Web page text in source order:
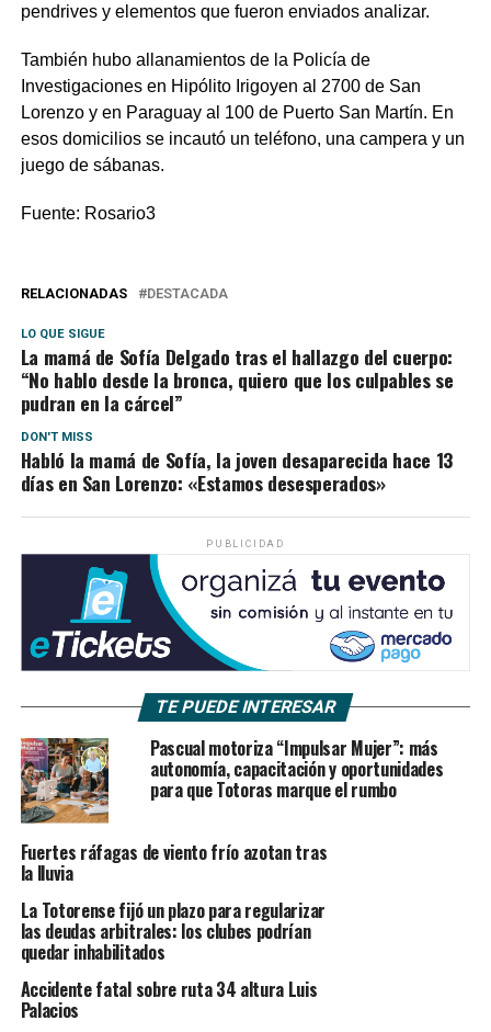
pendrives y elementos que fueron enviados analizar.
También hubo allanamientos de la Policía de
Investigaciones en Hipólito Irigoyen al 2700 de San
Lorenzo y en Paraguay al 100 de Puerto San Martín. En
esos domicilios se incautó un teléfono, una campera y un
juego de sábanas.
Fuente: Rosario3
RELACIONADAS DESTACADA
LO QUE SIGUE
La mamá de Sofía Delgado tras el hallazgo del cuerpo:
“No hablo desde la bronca, quiero que los culpables se
pudran en la cárcel”
DON'T MISS
Habló la mamá de Sofía, la joven desaparecida hace 13
días en San Lorenzo: «Estamos desesperados»
PUBLICIDAD
TE PUEDE INTERESAR
Pascual motoriza “Impulsar Mujer”: más
autonomía, capacitación y oportunidades
para que Totoras marque el rumbo
Fuertes ráfagas de viento frío azotan tras
la lluvia
La Totorense fijó un plazo para regularizar
las deudas arbitrales: los clubes podrían
quedar inhabilitados
Accidente fatal sobre ruta 34 altura Luis
Palacios